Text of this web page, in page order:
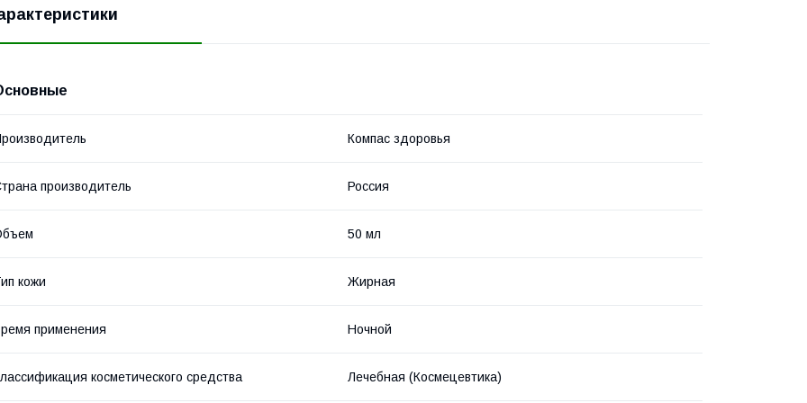
Компас здоровья
производитель Россия
50 мл
кожи Жирная
применения Ночной
косметического средства Лечебная (Космецевтика)